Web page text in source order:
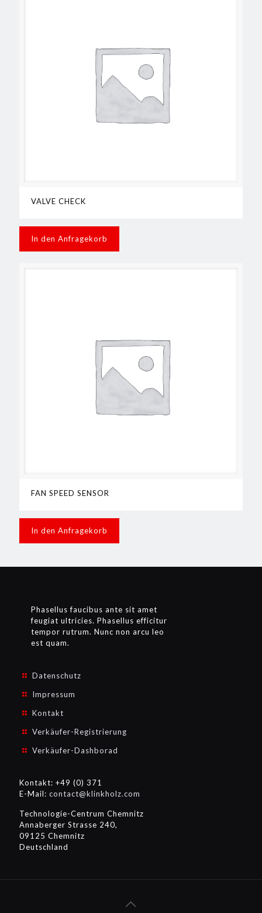
VALVE CHECK
In den Anfragekorb
FAN SPEED SENSOR
In den Anfragekorb
Phasellus faucibus ante sit amet
feugiat ultricies. Phasellus efficitur
tempor rutrum. Nunc non arcu leo
est quam.
Datenschutz
Impressum
Kontakt
Verkäufer-Registrierung
Verkäufer-Dashborad
Kontakt: +49 (0) 371
E-Mail: contact@klinkholz.com
Technologie-Centrum Chemnitz
Annaberger Strasse 240,
09125 Chemnitz
Deutschland